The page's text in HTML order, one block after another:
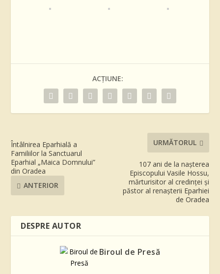
ACȚIUNE:
Întâlnirea Eparhială a
Familiilor la Sanctuarul
Eparhial „Maica Domnului”
din Oradea
ANTERIOR
URMĂTORUL
107 ani de la nașterea
Episcopului Vasile Hossu,
mărturisitor al credinței și
păstor al renașterii Eparhiei
de Oradea
DESPRE AUTOR
Biroul de Presă